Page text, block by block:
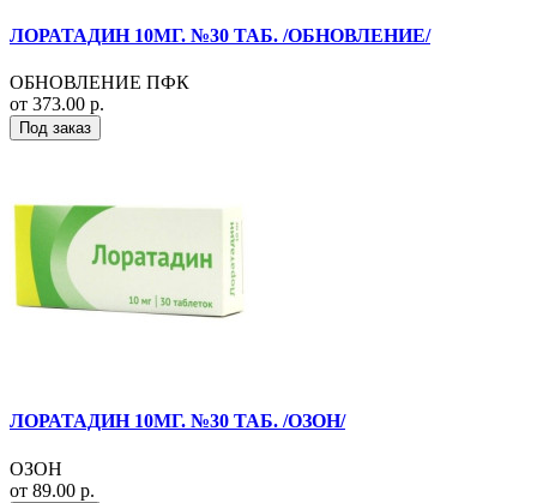
ЛОРАТАДИН 10МГ. №30 ТАБ. /ОБНОВЛЕНИЕ/
ОБНОВЛЕНИЕ ПФК
от 373.00 р.
Под заказ
ЛОРАТАДИН 10МГ. №30 ТАБ. /ОЗОН/
ОЗОН
от 89.00 р.